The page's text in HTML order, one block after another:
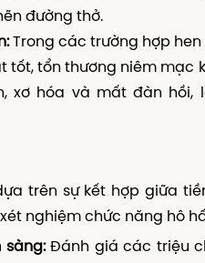
đường thở.
Trong các trường hợp hen
tốt, tổn thương niêm mạc
xơ hóa và mất đàn hồi,
trên sự kết hợp giữa
nghiệm chức năng hô
sàng:Đánh giá các triệu